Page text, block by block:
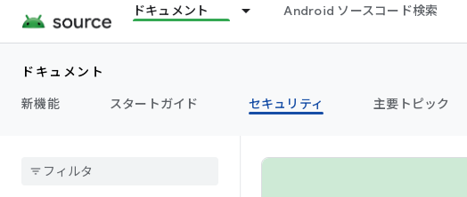
ドキュメント Android ソースコード検索
ドキュメント
新機能
スタートガイド セキュリティ 主要トピック